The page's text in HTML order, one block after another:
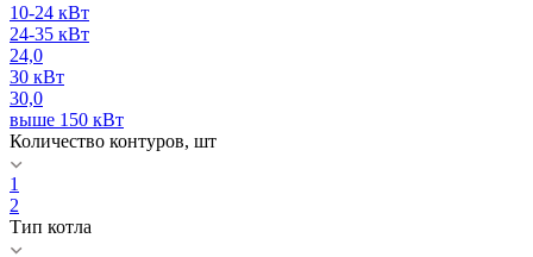
10-24 кВт
24-35 кВт
24,0
30 кВт
30,0
выше 150 кВт
Количество контуров, шт
1
2
Тип котла